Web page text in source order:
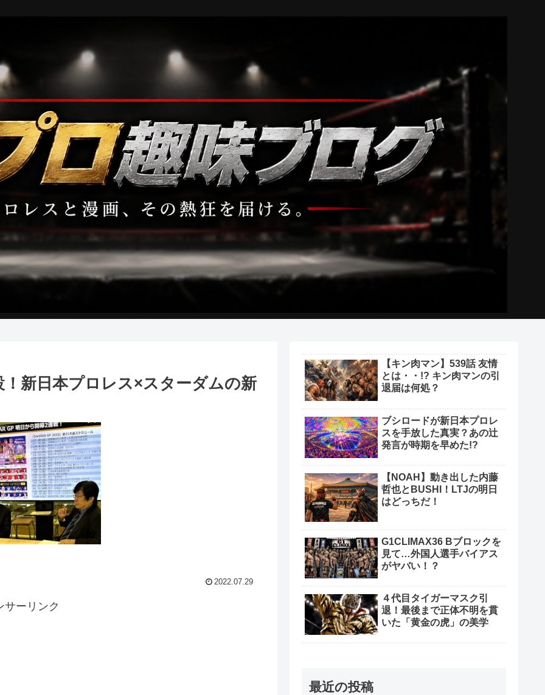
新日本プロレス×スターダムの新
2022.07.29
サーリンク
【キン肉マン】539話 友情
とは・・!? キン肉マンの引
退届は何処？
ブシロードが新日本プロレ
スを手放した真実？あの辻
発言が時期を早めた!?
【NOAH】動き出した内藤
哲也とBUSHI！LTJの明日
はどっちだ！
G1CLIMAX36 Bブロックを
見て…外国人選手バイアス
がヤバい！？
４代目タイガーマスク引
退！最後まで正体不明を貫
いた「黄金の虎」の美学
最近の投稿